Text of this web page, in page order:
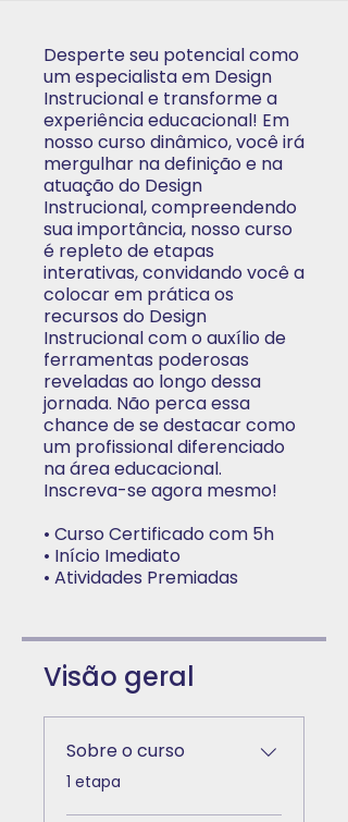
Desperte seu potencial como
um especialista em Design
Instrucional e transforme a
experiência educacional! Em
nosso curso dinâmico, você irá
mergulhar na definição e na
atuação do Design
Instrucional, compreendendo
sua importância, nosso curso
é repleto de etapas
interativas, convidando você a
colocar em prática os
recursos do Design
Instrucional com o auxílio de
ferramentas poderosas
reveladas ao longo dessa
jornada. Não perca essa
chance de se destacar como
um profissional diferenciado
na área educacional.
Inscreva-se agora mesmo!
• Curso Certificado com 5h
• Início Imediato
• Atividades Premiadas
Visão geral
Sobre o curso
.1 etapa